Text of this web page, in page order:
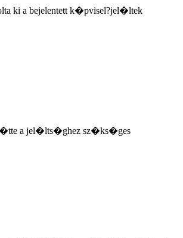
ki a bejelentett k�pvisel?jel�ltek
a jel�lts�ghez sz�ks�ges